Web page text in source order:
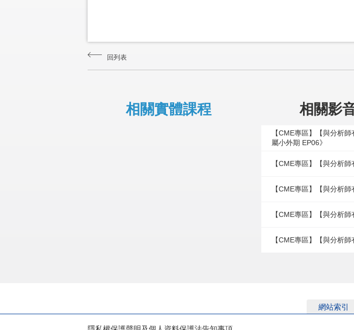
回列表
相關實體課程 相關影
【CME專區】【與分析
屬小外期 EP06》
【CME專區】【與分析
【CME專區】【與分析
【CME專區】【與分析
【CME專區】【與分析
網站索引